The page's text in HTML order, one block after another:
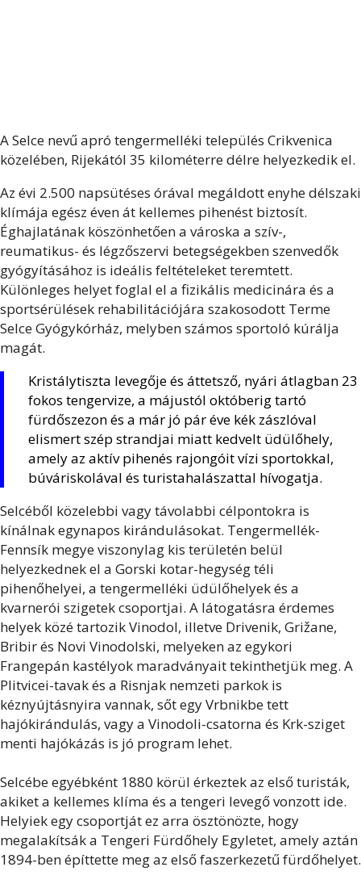
A Selce nevű apró tengermelléki település Crikvenica
közelében, Rijekától 35 kilométerre délre helyezkedik el.
Az évi 2.500 napsütéses órával megáldott enyhe délszaki
klímája egész éven át kellemes pihenést biztosít.
Éghajlatának köszönhetően a városka a szív-,
reumatikus- és légzőszervi betegségekben szenvedők
gyógyításához is ideális feltételeket teremtett.
Különleges helyet foglal el a fizikális medicinára és a
sportsérülések rehabilitációjára szakosodott Terme
Selce Gyógykórház, melyben számos sportoló kúrálja
magát.
Kristálytiszta levegője és áttetsző, nyári átlagban 23
fokos tengervize, a májustól októberig tartó
fürdőszezon és a már jó pár éve kék zászlóval
elismert szép strandjai miatt kedvelt üdülőhely,
amely az aktív pihenés rajongóit vízi sportokkal,
búváriskolával és turistahalászattal hívogatja.
Selcéből közelebbi vagy távolabbi célpontokra is
kínálnak egynapos kirándulásokat. Tengermellék-
Fennsík megye viszonylag kis területén belül
helyezkednek el a Gorski kotar-hegység téli
pihenőhelyei, a tengermelléki üdülőhelyek és a
kvarnerói szigetek csoportjai. A látogatásra érdemes
helyek közé tartozik Vinodol, illetve Drivenik, Grižane,
Bribir és Novi Vinodolski, melyeken az egykori
Frangepán kastélyok maradványait tekinthetjük meg. A
Plitvicei-tavak és a Risnjak nemzeti parkok is
kéznyújtásnyira vannak, sőt egy Vrbnikbe tett
hajókirándulás, vagy a Vinodoli-csatorna és Krk-sziget
menti hajókázás is jó program lehet.
Selcébe egyébként 1880 körül érkeztek az első turisták,
akiket a kellemes klíma és a tengeri levegő vonzott ide.
Helyiek egy csoportját ez arra ösztönözte, hogy
megalakítsák a Tengeri Fürdőhely Egyletet, amely aztán
1894-ben építtette meg az első faszerkezetű fürdőhelyet.